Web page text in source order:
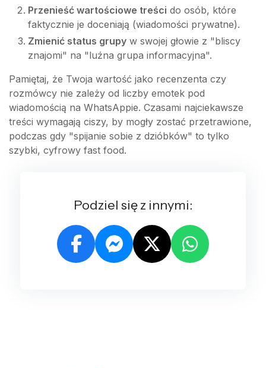
Przenieść wartościowe treści do osób, które
faktycznie je doceniają (wiadomości prywatne).
Zmienić status grupy w swojej głowie z "bliscy
znajomi" na "luźna grupa informacyjna".
Pamiętaj, że Twoja wartość jako recenzenta czy
rozmówcy nie zależy od liczby emotek pod
wiadomością na WhatsAppie. Czasami najciekawsze
treści wymagają ciszy, by mogły zostać przetrawione,
podczas gdy "spijanie sobie z dzióbków" to tylko
szybki, cyfrowy fast food.
Podziel się z innymi: